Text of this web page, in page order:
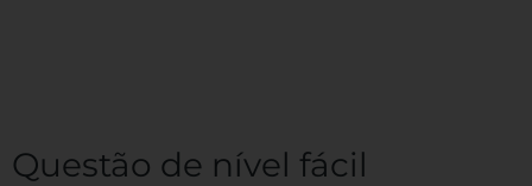
Questão de nível fácil